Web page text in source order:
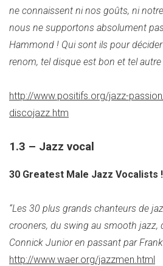
ne connaissent ni nos goûts, ni
nous ne supportons absolument
Hammond ! Qui sont ils pour
renom, tel disque est bon et tel autre
http://www.positifs.org/jazz-
discojazz.htm
1.3 – Jazz vocal
30 Greatest Male Jazz Vocalists !
“Les 30 plus grands chanteurs de
crooners, du swing au smooth jazz,
Connick Junior en passant par
http://www.waer.org/jazzmen.html